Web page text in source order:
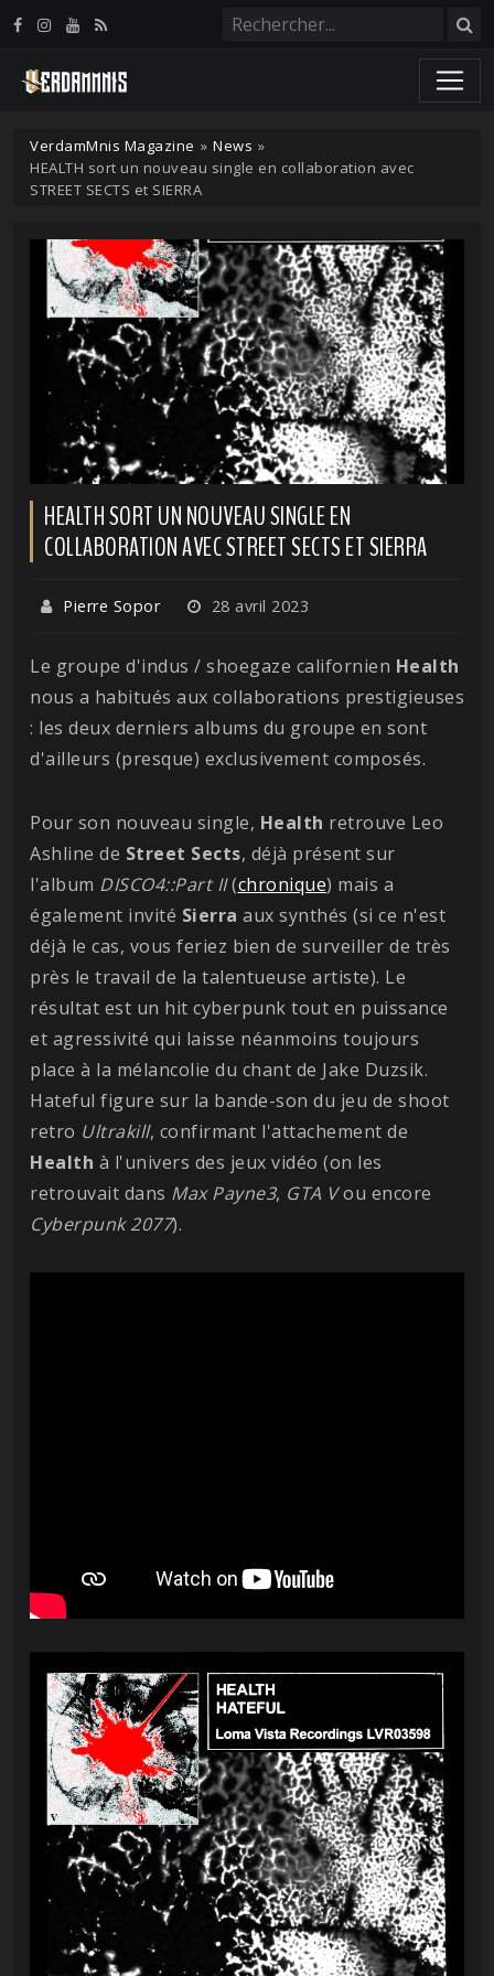
VerdamMnis Magazine » News »
HEALTH sort un nouveau single en collaboration avec
STREET SECTS et SIERRA
HEALTH SORT UN NOUVEAU SINGLE EN
COLLABORATION AVEC STREET SECTS ET SIERRA
Pierre Sopor 28 avril 2023
Le groupe d'indus / shoegaze californien Health
nous a habitués aux collaborations prestigieuses
: les deux derniers albums du groupe en sont
d'ailleurs (presque) exclusivement composés.
Pour son nouveau single, Health retrouve Leo
Ashline de Street Sects, déjà présent sur
l'album DISCO4::Part II(chronique) mais a
également invité Sierra aux synthés (si ce n'est
déjà le cas, vous feriez bien de surveiller de très
près le travail de la talentueuse artiste). Le
résultat est un hit cyberpunk tout en puissance
et agressivité qui laisse néanmoins toujours
place à la mélancolie du chant de Jake Duzsik.
Hateful figure sur la bande-son du jeu de shoot
retro Ultrakill, confirmant l'attachement de
Health à l'univers des jeux vidéo (on les
retrouvait dans Max Payne3, GTA Vou encore
Cyberpunk 2077).
Panneau de gestion des cookies